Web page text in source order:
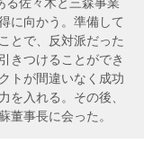
る佐々木と三森事業
に向かう。準備して
とで、反対派だった
きつけることができ
トが間違いなく成功
を入れる。その後、
董事長に会った。